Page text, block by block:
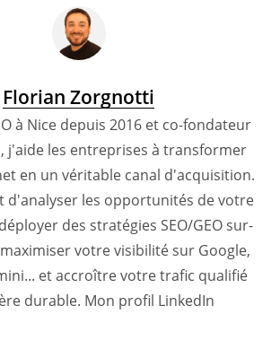
Florian Zorgnotti
à Nice depuis 2016 et co-fondateur
j'aide les entreprises à transformer
en un véritable canal d'acquisition.
d'analyser les opportunités de votre
des stratégies SEO/GEO sur-
votre visibilité sur Google,
et accroître votre trafic qualifié
durable. Mon profil LinkedIn